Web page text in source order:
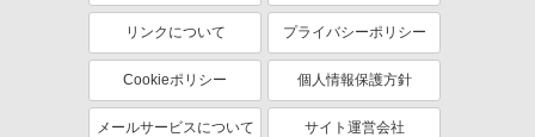
リンクについて プライバシーポリシー
Cookieポリシー 個人情報保護方針
メールサービスについて サイト運営会社